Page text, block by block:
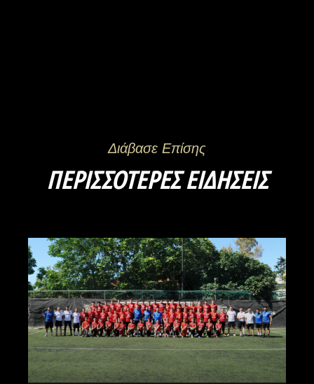
Διάβασε Επίσης
ΠΕΡΙΣΣΌΤΕΡΕΣ ΕΙΔΉΣΕΙΣ